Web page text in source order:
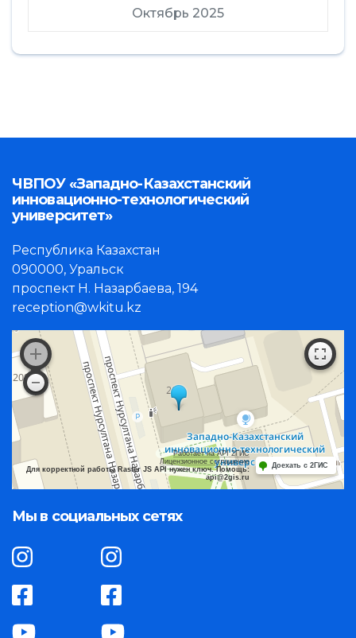
Октябрь 2025
ЧВПОУ «Западно-Казахстанский
инновационно-технологический
университет»
Республика Казахстан
090000, Уральск
проспект Н. Назарбаева, 194
reception@wkitu.kz
Работает на API 2ГИС
Лицензионное соглашение
Для корректной работы Raster JS API нужен ключ. Помощь:
api@2gis.ru
Доехать с 2ГИС
Мы в социальных сетях